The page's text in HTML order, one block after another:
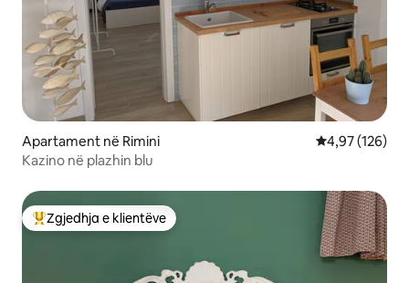
Apartament në Rimini Vlerësimi
4,97 (126)
Kazino në plazhin blu
Më të mirat e zgjedhjeve të klientëve
Zgjedhja e klientëve